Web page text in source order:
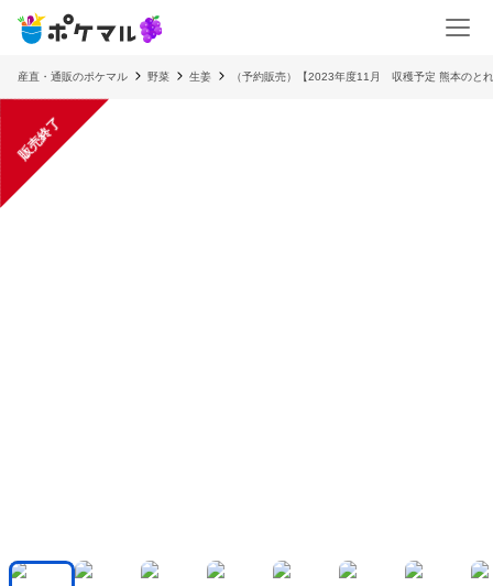
産直・通販のポケマル 野菜 生姜 （予約販売）【2023年度11月 収穫予定 熊本のと
販売終了